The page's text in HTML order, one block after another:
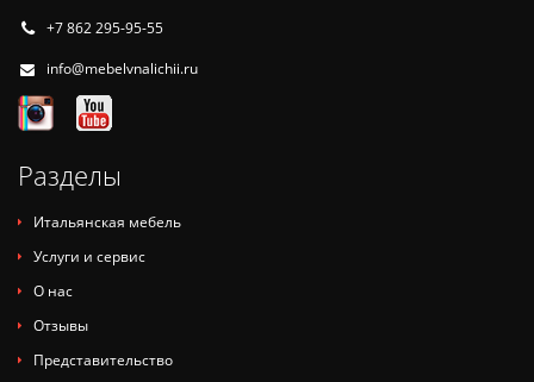
+7 862 295-95-55
info@mebelvnalichii.ru
Разделы
Итальянская мебель
Услуги и сервис
О нас
Отзывы
Представительство